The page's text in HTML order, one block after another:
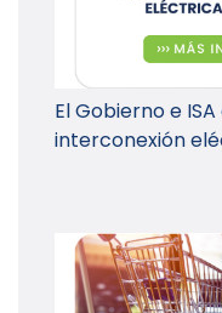
El Gobierno e
interconexión